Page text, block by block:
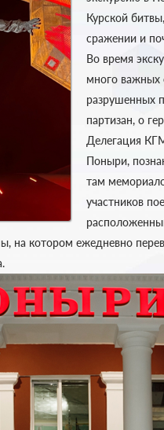
Курской
сражении и
Во время
много важных
разрушенных
партизан, о
Делегация
Поныри,
там
участников
на котором ежедневно